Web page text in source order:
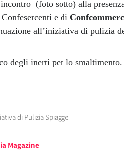
(foto sotto) alla
e di
all’iniziativa di pulizia
degli inerti per lo smaltimento.
Magazine